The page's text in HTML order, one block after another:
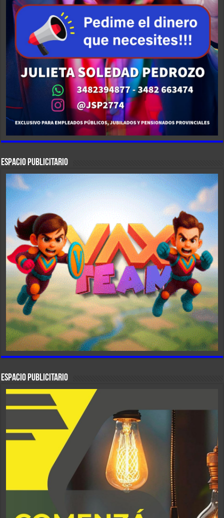
ESPACIO PUBLICITARIO
ESPACIO PUBLICITARIO